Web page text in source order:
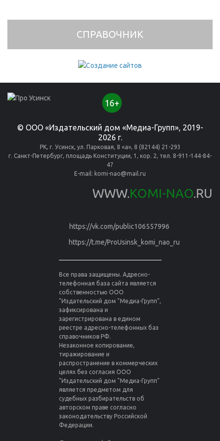
СПРАВОЧНИК
16+
© ООО «Издательский дом «Медиа-Групп», 2019-
2026 г.
РК, г. Усинск, ул. Парковая, 8 «а», 8 (82144) 21-293
г. Санкт-Петербург, площадь Конституции, 1, кор. 2, тел. 8-911-144-84-
47
E-mail: komi-nao@mail.ru
WWW.KOMI-NAO.RU
https://vk.com/public106557996
https://t.me/ProUsinsk_komi_nao_ru
Все права защищены. Адресно-
телефонная база сайта является
собственностью ООО
"Издательский дом "Медиа-Групп",
зафиксирована и
зарегистрирована в едином
реестре адресно-телефонных баз
справочников РФ.
Незаконное копирование,
тиражирование и
распространение в коммерческих
целях без согласия ООО
"Издательский дом "Медиа-Групп"
является предметом для
судебных разбирательств об
авторском праве согласно
законодательству Российской
Федерации.